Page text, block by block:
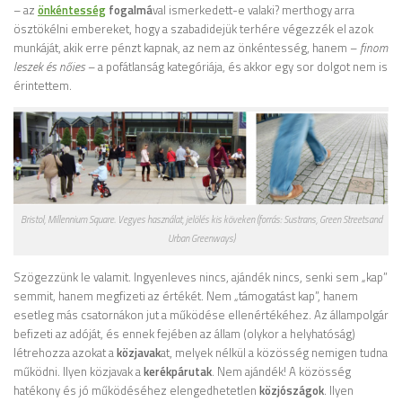
– az önkéntesség fogalmával ismerkedett-e valaki? merthogy arra
ösztökélni embereket, hogy a szabadidejük terhére végezzék el azok
munkáját, akik erre pénzt kapnak, az nem az önkéntesség, hanem – finom
leszek és nőies– a pofátlanság kategóriája, és akkor egy sor dolgot nem is
érintettem.
Bristol, Millennium Square. Vegyes használat, jelölés kis köveken (forrás: Sustrans, Green Streetsand
Urban Greenways)
Szögezzünk le valamit. Ingyenleves nincs, ajándék nincs, senki sem „kap”
semmit, hanem megfizeti az értékét. Nem „támogatást kap”, hanem
esetleg más csatornákon jut a működése ellenértékéhez. Az állampolgár
befizeti az adóját, és ennek fejében az állam (olykor a helyhatóság)
létrehozza azokat aközjavakat, melyek nélkül a közösség nemigen tudna
működni. Ilyen közjavak akerékpárutak. Nem ajándék! A közösség
hatékony és jó működéséhez elengedhetetlen közjószágok. Ilyen